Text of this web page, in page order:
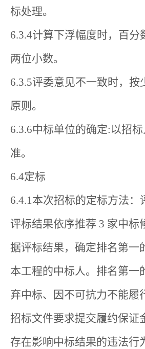
标处理。
6.3.4计算下浮幅度时，百分
两位小数。
6.3.5评委意见不一致时，按
原则。
6.3.6中标单位的确定:以招
准。
6.4定标
6.4.1本次招标的定标方法：
评标结果依序推荐 3 家中标
据评标结果，确定排名第一
本工程的中标人。排名第一
弃中标、因不可抗力不能履
招标文件要求提交履约保证
存在影响中标结果的违法行